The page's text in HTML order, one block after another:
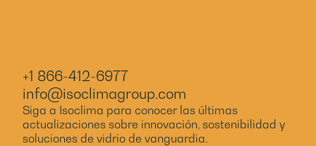
Siga a Isoclima para conocer las últimas
actualizaciones sobre innovación, sostenibilidad y
soluciones de vidrio de vanguardia.
+1 866-412-6977
info@isoclimagroup.com